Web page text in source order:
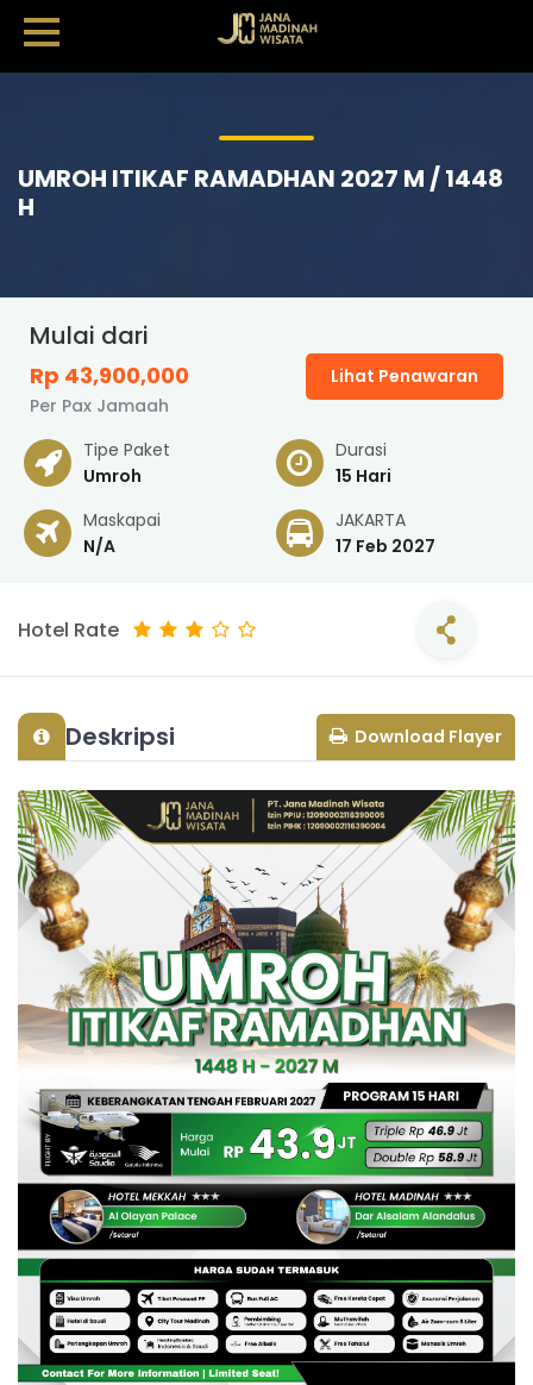
UMROH ITIKAF RAMADHAN 2027 M / 1448
H
Tipe Paket
Umroh
Durasi
15 Hari
Maskapai
N/A
JAKARTA
17 Feb 2027
Mulai dari
Rp 43,900,000
Per Pax Jamaah
Lihat Penawaran
Hotel Rate
Deskripsi Download Flayer